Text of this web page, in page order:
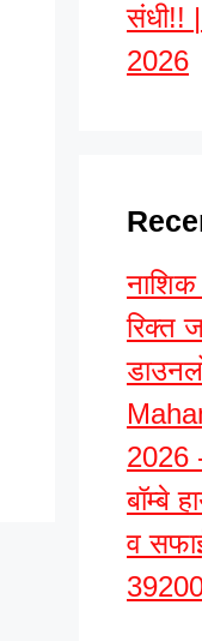
संधी!!
2026
रिक्त
2026
बॉम्बे
व